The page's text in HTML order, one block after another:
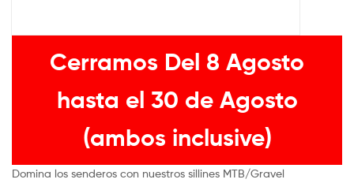
Cerramos Del 8 Agosto
hasta el 30 de Agosto
(ambos inclusive)
Domina los senderos con nuestros sillines MTB/Gravel